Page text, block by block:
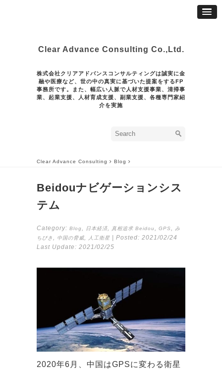
Clear Advance Consulting Co.,Ltd.
株式会社クリアアドバンスコンサルティングは誠実に金
融や医療など、世の中の真実に基づいた提案をするFP
事務所です。また、幅広い人脈で人材支援事業、清掃事
業、起業支援、人材育成支援、副業支援、各種専門家紹
介を実施
Clear Advance Consulting Blog
Beidouナビゲーションシス
テム
Category: Blog 日本経済 真相追求 Beidou GPS
み
ちびき
中国の脅威 人工衛星 | Posted: 2021/02/24
Last Update: 2021/02/25
2020年6月、中国はGPSに変わる衛星